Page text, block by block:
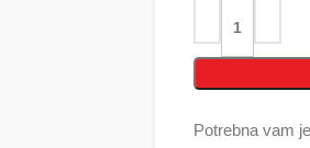
Potrebna vam